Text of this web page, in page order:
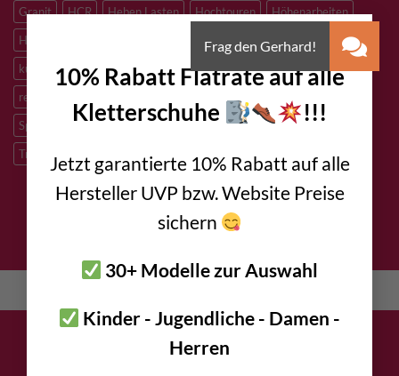
10% Rabatt Flatrate auf alle
Kletterschuhe
!!!
Jetzt garantierte 10% Rabatt auf alle
Hersteller UVP bzw. Website Preise
sichern
30+ Modelle zur Auswahl
Kinder - Jugendliche - Damen -
Herren
×
Granit
HCR Heben Lasten Hochtouren
Höhenarbeiten
Höhlenforschung
Kevlar
Kletterhalle
künstliche Kletterrouten
M8 M10 M12 Notfall
PLX
redundantes Arbeiten
Speleologie
Sportklettern Tibetan Bridge
Titan
Trad Klettern
verzinkter Stahl